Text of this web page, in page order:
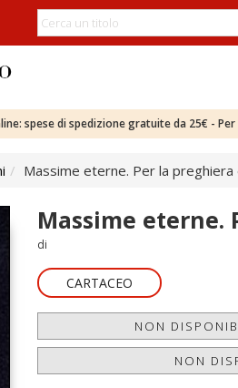
spese di spedizione gratuite da 25€ -
Massime eterne. Per la preghiera
Massime eterne.
di
CARTACEO
NON
NON